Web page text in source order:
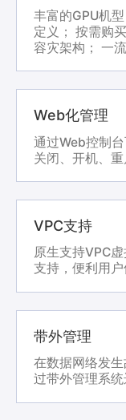
丰富的GPU机
定义； 按需购
容灾架构； 一
Web化管理
通过Web控制
关闭、开机、重
VPC支持
原生支持VPC
支持，便利用户
带外管理
在数据网络发
过带外管理系统